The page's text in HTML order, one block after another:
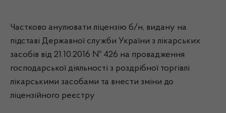
Частково анулювати ліцензію б/н, видану на
підставі Державної служби України з лікарських
засобів від 21.10.2016 № 426 на провадження
господарської діяльності з роздрібної торгівлі
лікарськими засобами та внести зміни до
ліцензійного реєстру